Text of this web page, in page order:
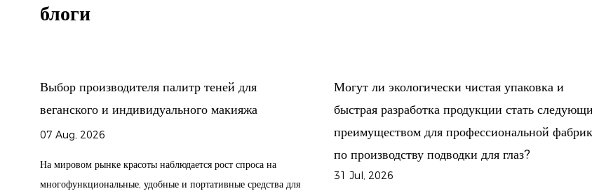
блоги
для
Могут ли экологически чистая упаковка и
быстрая разработка продукции стать следующим
преимуществом для профессиональной фабрики
Почему все больше косметических
сотрудничают с фабриками по
профессиональной подводки для глаз
развития собственной торговой марки?
24 Jul, 2026